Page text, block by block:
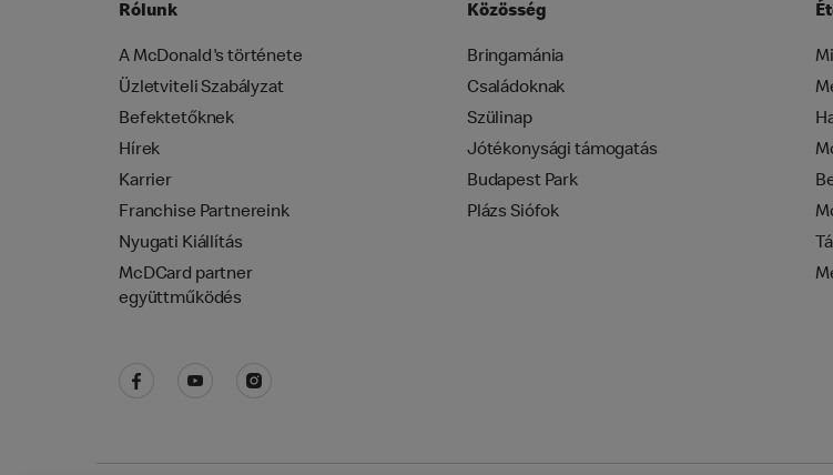
Rólunk
A McDonald's története
Üzletviteli Szabályzat
Befektetőknek
Hírek
Karrier
Franchise Partnereink
Nyugati Kiállítás
McDCard partner
együttműködés
Közösség
Bringamánia
Családoknak
Szülinap
Jótékonysági támogatás
Budapest Park
Plázs Siófok